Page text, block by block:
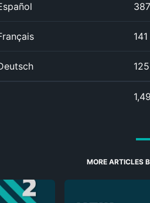
387
141
125
MORE ARTICLES